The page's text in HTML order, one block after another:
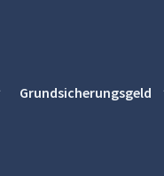
Grundsicherungsgeld